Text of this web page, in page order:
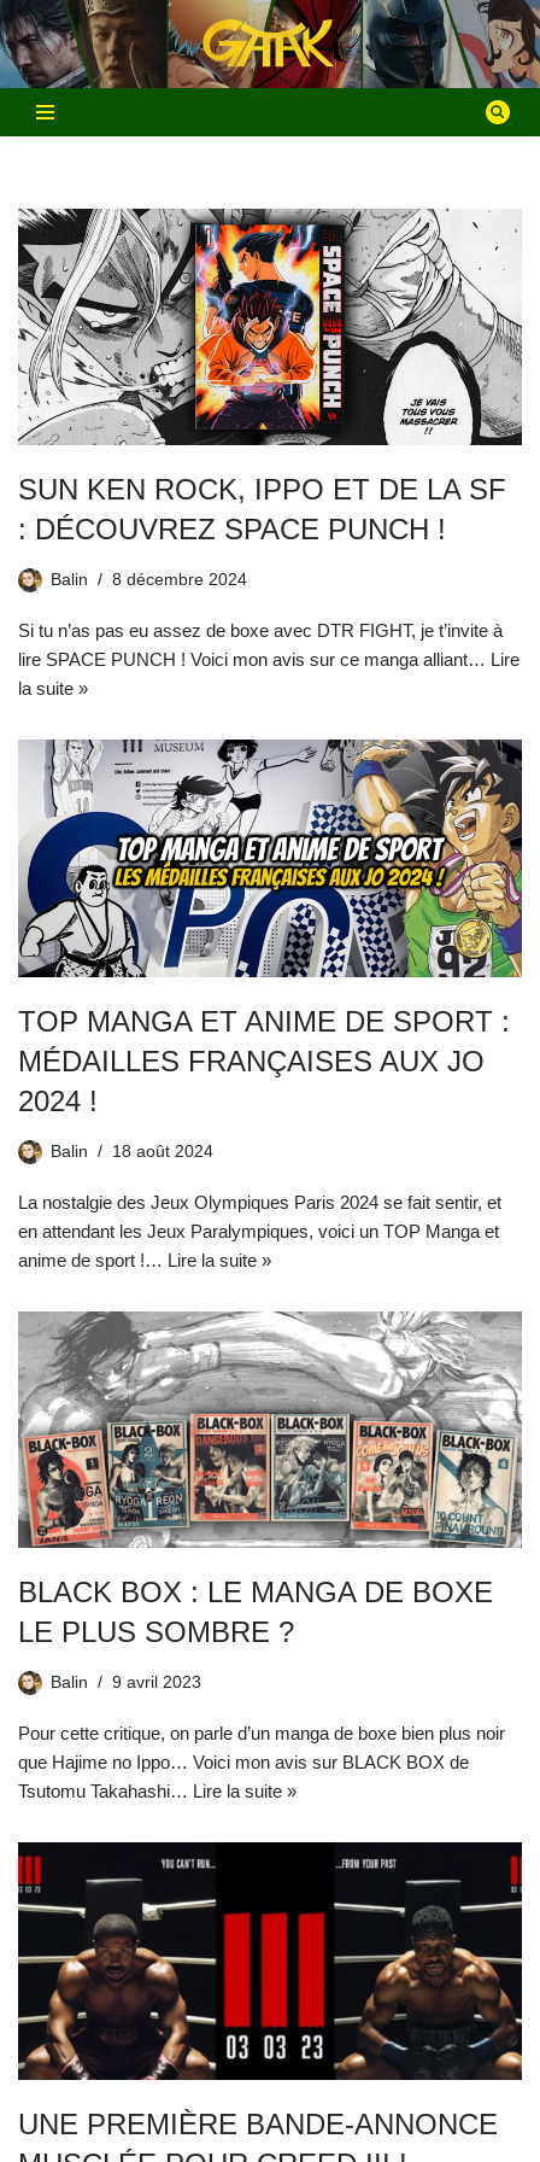
Aller
au
contenu
SUN KEN ROCK, IPPO ET DE LA SF
: DÉCOUVREZ SPACE PUNCH !
Balin 8 décembre 2024
Si tu n’as pas eu assez de boxe avec DTR FIGHT, je t’invite à
lire SPACE PUNCH ! Voici mon avis sur ce manga alliant… Lire
la suite »
TOP MANGA ET ANIME DE SPORT :
MÉDAILLES FRANÇAISES AUX JO
2024 !
Balin 18 août 2024
La nostalgie des Jeux Olympiques Paris 2024 se fait sentir, et
en attendant les Jeux Paralympiques, voici un TOP Manga et
anime de sport !… Lire la suite »
BLACK BOX : LE MANGA DE BOXE
LE PLUS SOMBRE ?
Balin 9 avril 2023
Pour cette critique, on parle d’un manga de boxe bien plus noir
que Hajime no Ippo… Voici mon avis sur BLACK BOX de
Tsutomu Takahashi… Lire la suite »
UNE PREMIÈRE BANDE-ANNONCE